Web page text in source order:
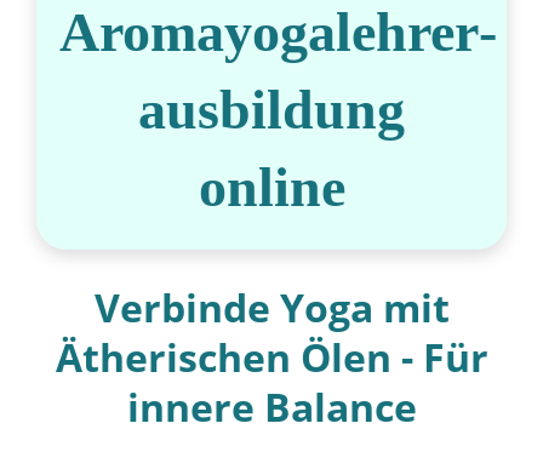
Aromayogalehrer­
ausbildung
online
Verbinde Yoga mit
Ätherischen Ölen - Für
innere Balance